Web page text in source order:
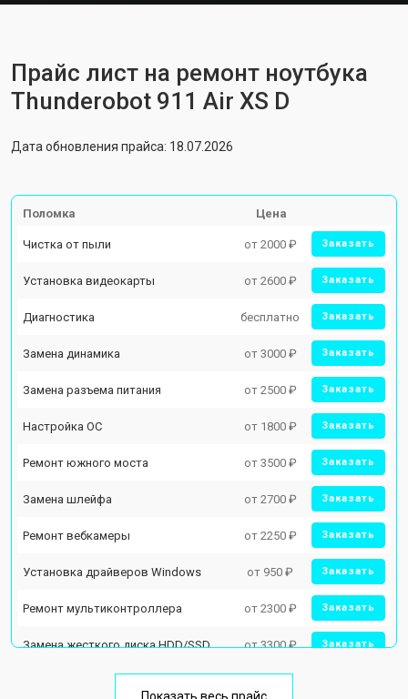
Прайс лист на ремонт ноутбука
Thunderobot 911 Air XS D
Дата обновления прайса: 18.07.2026
Поломка Цена
Чистка от пыли от 2000 ₽ Заказать
Установка видеокарты от 2600 ₽ Заказать
Диагностика бесплатно Заказать
Замена динамика от 3000 ₽ Заказать
Замена разъема питания от 2500 ₽ Заказать
Настройка ОС от 1800 ₽ Заказать
Ремонт южного моста от 3500 ₽ Заказать
Замена шлейфа от 2700 ₽ Заказать
Ремонт вебкамеры от 2250 ₽ Заказать
Установка драйверов Windows от 950 ₽ Заказать
Ремонт мультиконтроллера от 2300 ₽ Заказать
Замена жесткого диска HDD/SSD от 3300 ₽ Заказать